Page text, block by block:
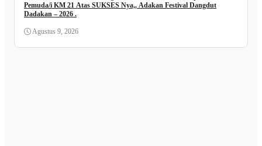
Pemuda/i KM 21 Atas SUKSES Nya,, Adakan Festival Dangdut
Dadakan – 2026 .
Agustus 9, 2026